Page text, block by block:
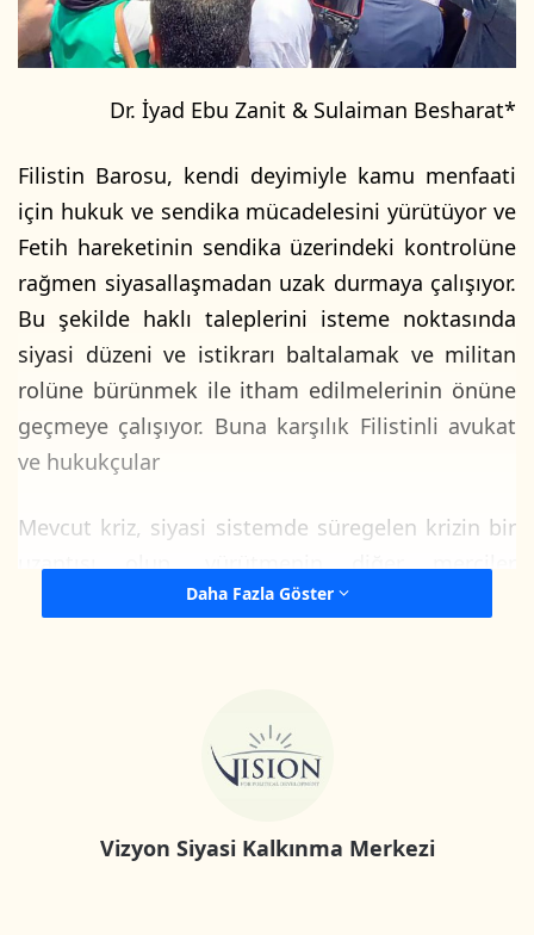
n
d
r
e
k
Dr. İyad Ebu Zanit & Sulaiman Besharat*
Filistin Barosu, kendi deyimiyle kamu menfaati
için hukuk ve sendika mücadelesini yürütüyor ve
Fetih hareketinin sendika üzerindeki kontrolüne
rağmen siyasallaşmadan uzak durmaya çalışıyor.
Bu şekilde haklı taleplerini isteme noktasında
siyasi düzeni ve istikrarı baltalamak ve militan
rolüne bürünmek ile itham edilmelerinin önüne
geçmeye çalışıyor. Buna karşılık Filistinli avukat
ve hukukçular
Mevcut kriz, siyasi sistemde süregelen krizin bir
uzantısı olup, yürütmenin diğer merciler
üzerindeki denetiminin kuvvetler ayrılığı ilkesine
yokluğunda ve genel seçimler yapılmadığı
taktirde tekrar nüksetmeye mahkumdur.
Yukarıdakilere ek olarak, yapılan değişikliklerden
Daha Fazla Göster
Vizyon Siyasi Kalkınma Merkezi